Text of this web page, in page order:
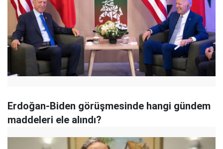
Erdoğan-Biden görüşmesinde hangi gündem
maddeleri ele alındı?